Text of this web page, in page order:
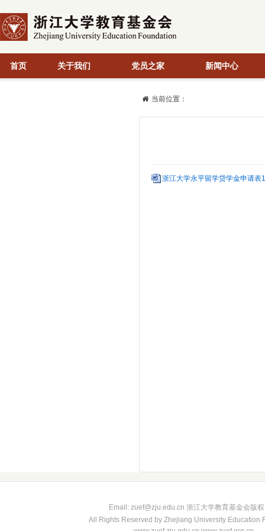
首页 关于我们 党员之家 新闻中心
当前位置：
浙江大学永平留学贷学金申请表
Email: zuef@zju.edu.cn 浙江大学教育基金会版
All Rights Reserved by Zhejiang University Education